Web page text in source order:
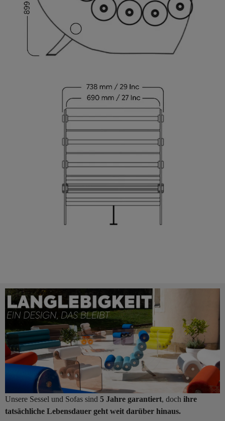
Unsere Sessel und Sofas sind 5 Jahre garantiert, doch ihre
tatsächliche Lebensdauer geht weit darüber hinaus.